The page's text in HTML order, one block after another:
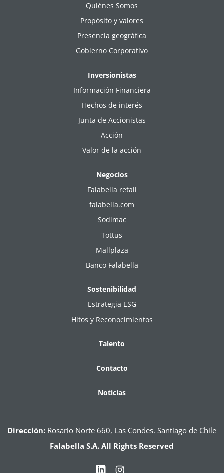
Quiénes Somos
Propósito y valores
Presencia geográfica
Gobierno Corporativo
Inversionistas
Información Financiera
Hechos de interés
Junta de Accionistas
Acción
Valor de la acción
Negocios
Falabella retail
falabella.com
Sodimac
Tottus
Mallplaza
Banco Falabella
Sostenibilidad
Estrategia ESG
Hitos y Reconocimientos
Talento
Contacto
Noticias
Dirección: Rosario Norte 660, Las Condes. Santiago de Chile
Falabella S.A. All Rights Reserved